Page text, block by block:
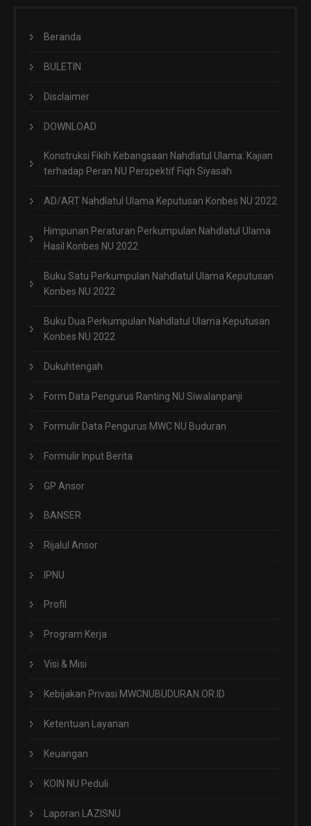
Beranda
BULETIN
Disclaimer
DOWNLOAD
Konstruksi Fikih Kebangsaan Nahdlatul Ulama: Kajian
terhadap Peran NU Perspektif Fiqh Siyasah
AD/ART Nahdlatul Ulama Keputusan Konbes NU 2022
Himpunan Peraturan Perkumpulan Nahdlatul Ulama
Hasil Konbes NU 2022
Buku Satu Perkumpulan Nahdlatul Ulama Keputusan
Konbes NU 2022
Buku Dua Perkumpulan Nahdlatul Ulama Keputusan
Konbes NU 2022
Dukuhtengah
Form Data Pengurus Ranting NU Siwalanpanji
Formulir Data Pengurus MWC NU Buduran
Formulir Input Berita
GP Ansor
BANSER
Rijalul Ansor
IPNU
Profil
Program Kerja
Visi & Misi
Kebijakan Privasi MWCNUBUDURAN.OR.ID
Ketentuan Layanan
Keuangan
KOIN NU Peduli
Laporan LAZISNU